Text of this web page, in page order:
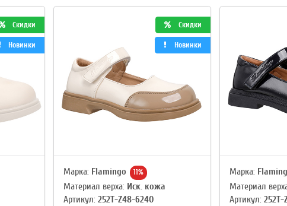
Скидки
Новинки
Скидки
Новинки
Марка: Flamingo 11%
Материал верха: Иск. кожа
Артикул:252T-Z48-6240
Марка:
Материал
Артикул: 252T-